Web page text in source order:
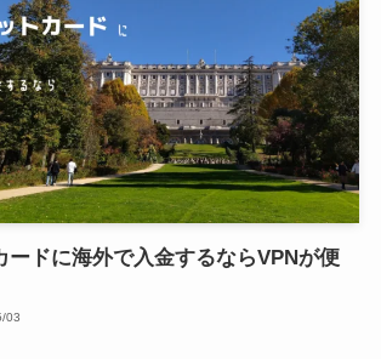
ードに海外で入金するならVPNが便
03